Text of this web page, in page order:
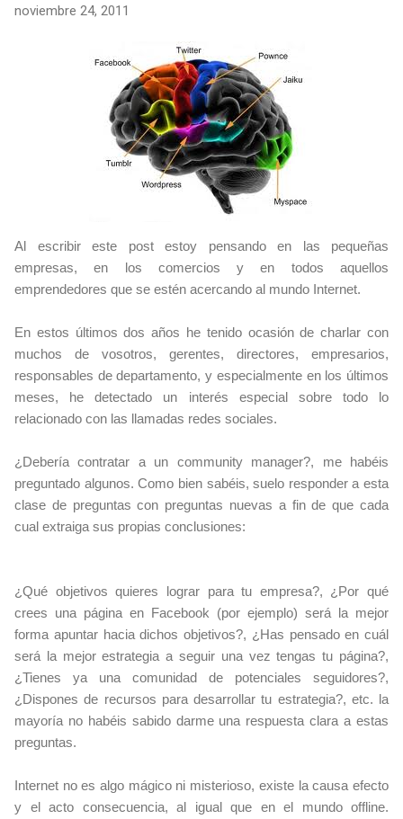
dominio? Cualquier persona puede comprar un nombre de
dominio acudiendo a un registrador de dominios. Tan solo
hace falta buscar un nombre que esté disponible y pagar una
cantidad por el registro del dominio. Podemos elegir entre
varias terminaciones de dominio ...
noviembre 24, 2011
Al escribir este post estoy pensando en las pequeñas
empresas, en los comercios y en todos aquellos
emprendedores que se estén acercando al mundo Internet.
En estos últimos dos años he tenido ocasión de charlar con
muchos de vosotros, gerentes, directores, empresarios,
responsables de departamento, y especialmente en los últimos
meses, he detectado un interés especial sobre todo lo
relacionado con las llamadas redes sociales.
¿Debería contratar a un community manager?, me habéis
preguntado algunos. Como bien sabéis, suelo responder a esta
clase de preguntas con preguntas nuevas a fin de que cada
cual extraiga sus propias conclusiones:
¿Qué objetivos quieres lograr para tu empresa?, ¿Por qué
crees una página en Facebook (por ejemplo) será la mejor
forma apuntar hacia dichos objetivos?, ¿Has pensado en cuál
será la mejor estrategia a seguir una vez tengas tu página?,
¿Tienes ya una comunidad de potenciales seguidores?,
¿Dispones de recursos para desarrollar tu estrategia?, etc. la
mayoría no habéis sabido darme una respuesta clara a estas
preguntas.
Internet no es algo mágico ni misterioso, existe la causa efecto
y el acto consecuencia, al igual que en el mundo offline.